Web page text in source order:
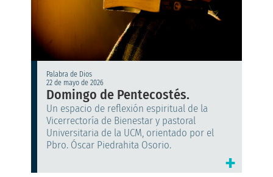
Palabra de Dios
22 de mayo de 2026
Domingo de Pentecostés.
Un espacio de reflexión espiritual de la
Vicerrectoría de Bienestar y pastoral
Universitaria de la UCM, orientado por el
Pbro. Óscar Piedrahita Osorio.
+